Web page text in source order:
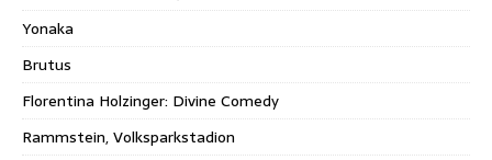
Yonaka
Brutus
Florentina Holzinger: Divine Comedy
Rammstein, Volksparkstadion